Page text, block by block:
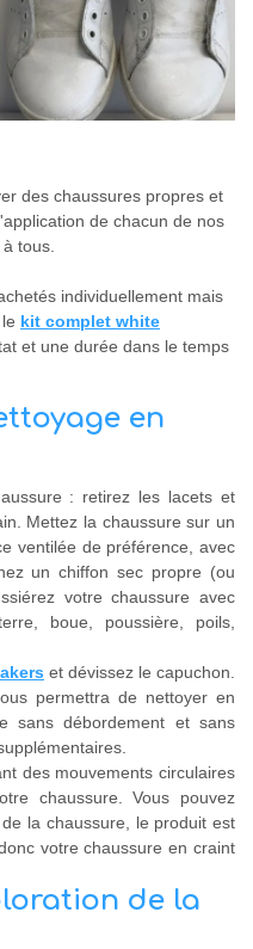
des chaussures propres et
de chacun de nos
tous.
individuellement mais
kit complet white
et une durée dans le temps
en
: retirez les lacets et
Mettez la chaussure sur un
ventilée de préférence, avec
un chiffon sec propre (ou
votre chaussure avec
boue, poussière, poils,
et dévissez le capuchon.
permettra de nettoyer en
sans débordement et sans
des mouvements circulaires
chaussure. Vous pouvez
la chaussure, le produit est
votre chaussure en craint
de la